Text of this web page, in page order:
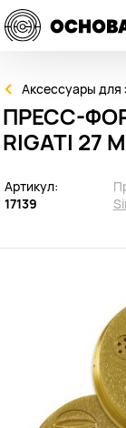
Аксессуары для
ПРЕСС-
RIGATI 27
Артикул:
17139